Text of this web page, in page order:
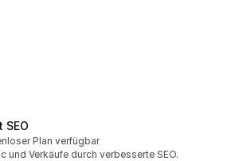
SEO
insgesamtPlan verfügbar
und Verkäufe durch verbesserte SEO.